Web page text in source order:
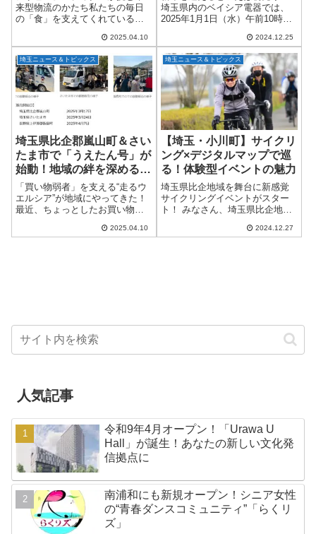
来型物流のかたち私たちの毎日
の「食」を支えてくれている物
います。なんと、埼玉県比企郡
ター」がこのたびリニューアル
され、2025年4月...
2025.04.10
埼玉県内のベイシア電器では、
2025年1月1日（水）午前10時か
年も見逃せないお得なイベント
が盛りだくさん！今回はその魅
力をご紹介します。1月1日から
始まる初売...
2024.12.25
埼玉ニュース＆トピックス
埼玉県比企郡嵐山町＆さい
たま市で「うえたん号」が
始動！地域の絆を深める移
動販売サービス
「買い物弱者」を支える“走るウ
エルシア”が地域にやってきた！
最近、ちょっとしたお買い物で
に応えるべく、ウエルシア薬局
2025.04.10
埼玉ニュース＆トピックス
【埼玉・小川町】サイクリ
ング×デジタルマップで巡
る！体験型イベントの魅力
埼玉県比企地域を舞台に新感覚
サイクリングイベントがスター
ト！ みなさん、埼玉県比企地域
ときがわ町・嵐山町・東秩父村
2024.12.27
人気記事
令和9年4月オープン！「Urawa U
Hall」が誕生！あなたの新しい文化発
信拠点に
南浦和にも新規オープン！シニア女性
の“青春ダンスコミュニティ”「らくリ
ズ」